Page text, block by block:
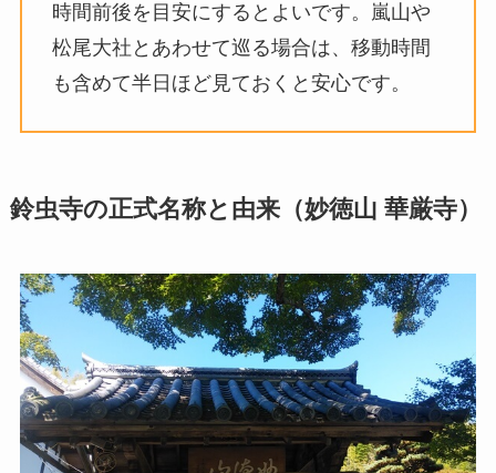
時間前後を目安にするとよいです。嵐山や
松尾大社とあわせて巡る場合は、移動時間
も含めて半日ほど見ておくと安心です。
鈴虫寺の正式名称と由来（妙徳山 華厳寺）